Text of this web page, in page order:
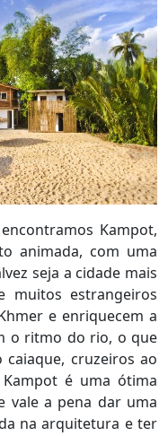
Kampot,
animada, com uma
seja a cidade mais
muitos estrangeiros
e enriquecem a
o ritmo do rio, o que
cruzeiros ao
é uma ótima
vale a pena dar uma
na arquitetura e ter